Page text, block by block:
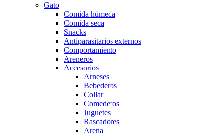
Gato
Comida húmeda
Comida seca
Snacks
Antiparasitarios externos
Comportamiento
Areneros
Accesorios
Arneses
Bebederos
Collar
Comederos
Juguetes
Rascadores
Arena